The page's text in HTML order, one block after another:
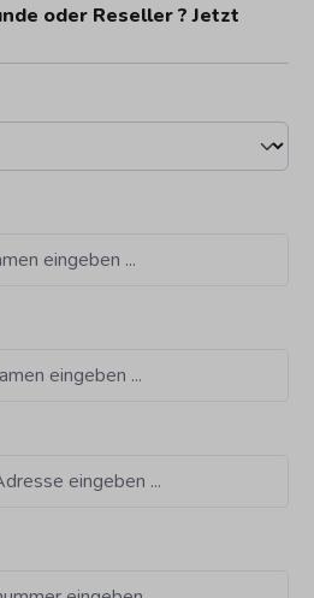
oder Reseller ? Jetzt